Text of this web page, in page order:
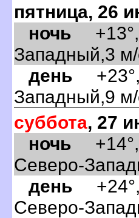
пятница, 26
ночь +13°,
Западный,3
день +23°,
Западный,9
суббота, 27
ночь +14°,
Северо-
день +24°,
Северо-